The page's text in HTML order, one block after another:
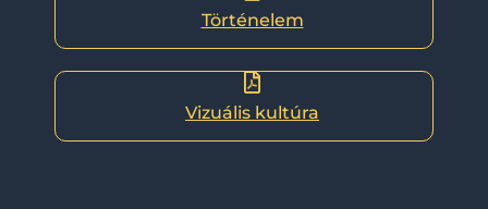
Történelem
Vizuális kultúra